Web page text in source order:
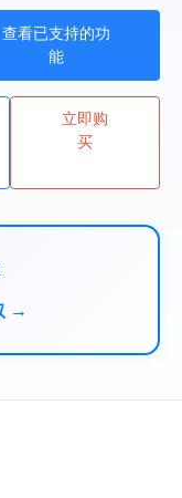
查看已支持的功
能
立即购
买
→